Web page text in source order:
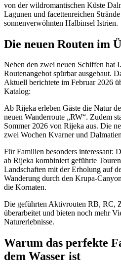
von der wildromantischen Küste
Lagunen und facettenreichen
sonnenverwöhnten Halbinsel Istrien.
Die neuen Routen im
Neben den zwei neuen Schiffen hat
Routenangebot spürbar ausgebaut.
Aktuell berichtete im Februar 2026
Katalog:
Ab Rijeka erleben Gäste die Natur
neuen Wanderroute „RW“. Zudem
Sommer 2026 von Rijeka aus. Die
zwei Wochen Kvarner und
Für Familien besonders interessant:
ab Rijeka kombiniert geführte
Landschaften mit der Erholung auf
Wanderung durch den Krupa-
die Kornaten.
Die geführten Aktivrouten RB, RC,
überarbeitet und bieten noch mehr
Naturerlebnisse.
Warum das perfekte
dem Wasser ist